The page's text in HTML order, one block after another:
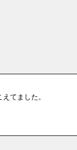
てました。